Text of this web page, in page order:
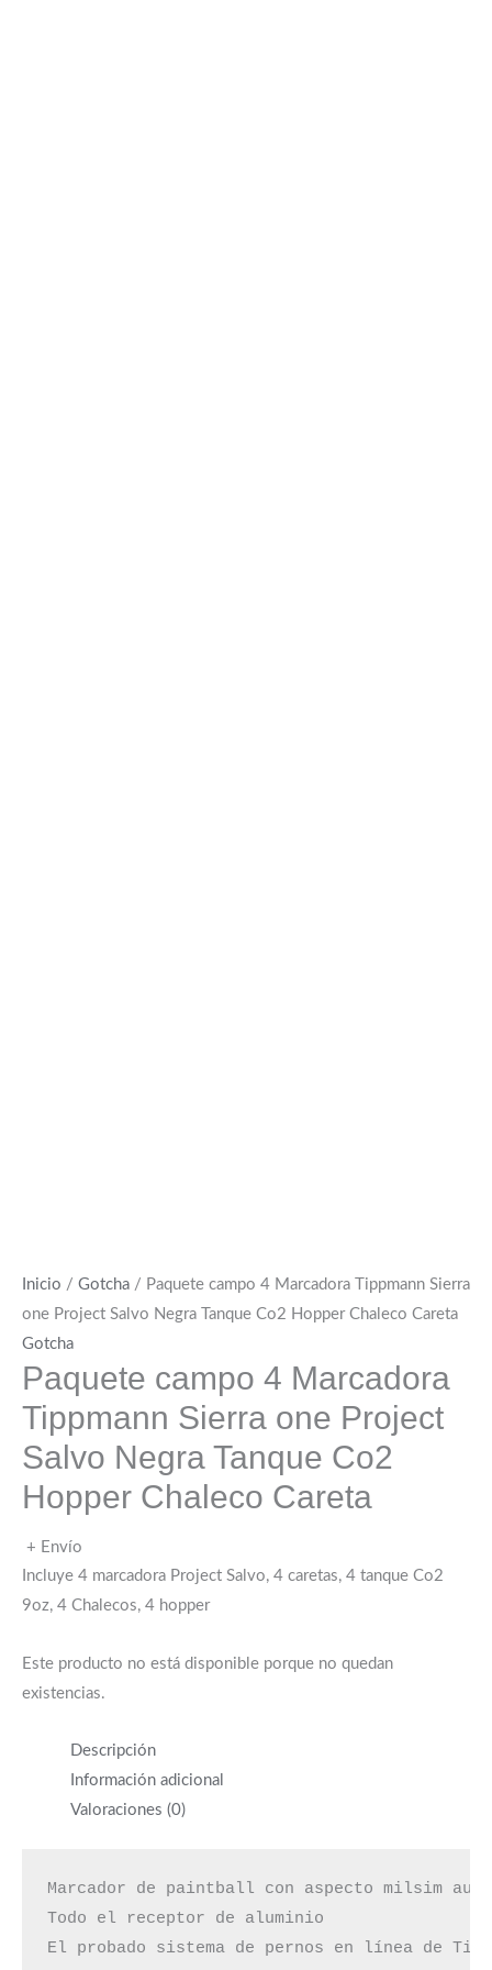
Inicio / Gotcha / Paquete campo 4 Marcadora Tippmann Sierra
one Project Salvo Negra Tanque Co2 Hopper Chaleco Careta
Gotcha
Paquete campo 4 Marcadora
Tippmann Sierra one Project
Salvo Negra Tanque Co2
Hopper Chaleco Careta
+ Envío
Incluye 4 marcadora Project Salvo, 4 caretas, 4 tanque Co2
9oz, 4 Chalecos, 4 hopper
Este producto no está disponible porque no quedan
existencias.
Descripción
Información adicional
Valoraciones (0)
Marcador de paintball con aspecto milsim
Todo el receptor de aluminio
El probado sistema de pernos en línea de